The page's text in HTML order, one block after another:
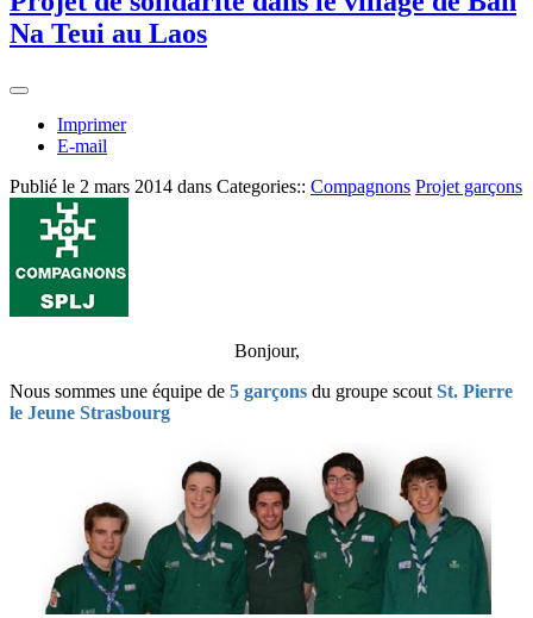
Na Teui au Laos
Imprimer
E-mail
Publié le 2 mars 2014 dans Categories:: Compagnons Projet garçons
Bonjour,
Nous sommes une équipe de 5 garçons du groupe scout St. Pierre
le Jeune Strasbourg